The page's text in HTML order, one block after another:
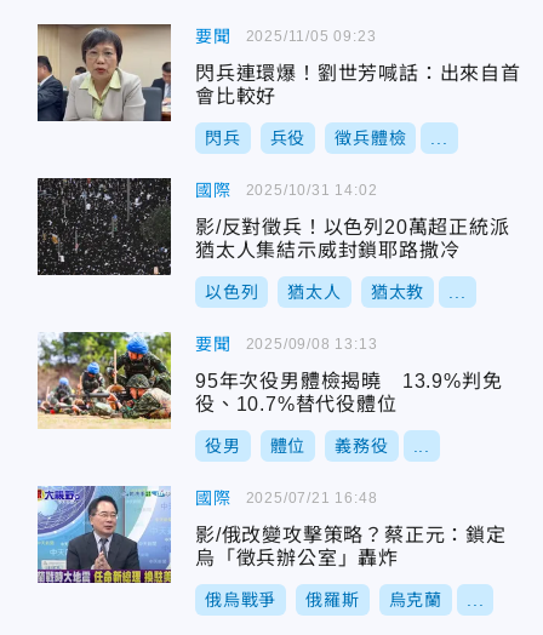
要聞
閃兵連環爆！劉世芳喊話：出來自首
會比較好
閃兵 兵役 徵兵體檢
2025/11/05 09:23
國際
影/反對徵兵！以色列20萬超正統派
猶太人集結示威封鎖耶路撒冷
以色列 猶太人 猶太教
2025/10/31 14:02
要聞
95年次役男體檢揭曉 13.9%判免
役、10.7%替代役體位
役男 體位 義務役
2025/09/08 13:13
國際
影/俄改變攻擊策略？蔡正元：鎖定
烏「徵兵辦公室」轟炸
俄烏戰爭 俄羅斯 烏克蘭
2025/07/21 16:48